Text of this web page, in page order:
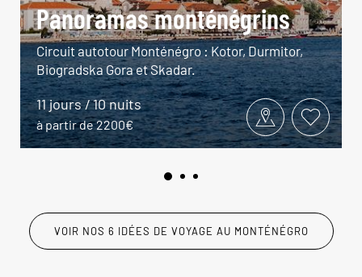
Panoramas monténégrins
Circuit autotour Monténégro : Kotor, Durmitor,
Biogradska Gora et Skadar.
11 jours / 10 nuits
à partir de 2200€
VOIR NOS 6 IDÉES DE VOYAGE AU MONTÉNÉGRO